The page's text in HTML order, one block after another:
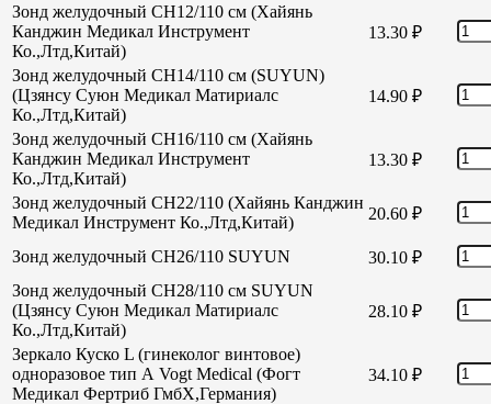
Зонд желудочный CH12/110 см (Хайянь
Канджин Медикал Инструмент
Ко.,Лтд,Китай)
13.30 ₽
Зонд желудочный CH14/110 см (SUYUN)
(Цзянсу Суюн Медикал Матириалс
Ко.,Лтд,Китай)
14.90 ₽
Зонд желудочный CH16/110 см (Хайянь
Канджин Медикал Инструмент
Ко.,Лтд,Китай)
13.30 ₽
Зонд желудочный СН22/110 (Хайянь Канджин
Медикал Инструмент Ко.,Лтд,Китай)
20.60 ₽
Зонд желудочный СН26/110 SUYUN 30.10 ₽
Зонд желудочный СН28/110 см SUYUN
(Цзянсу Суюн Медикал Матириалс
Ко.,Лтд,Китай)
28.10 ₽
Зеркало Куско L (гинеколог винтовое)
одноразовое тип А Vogt Medical (Фогт
Медикал Фертриб ГмбХ,Германия)
34.10 ₽